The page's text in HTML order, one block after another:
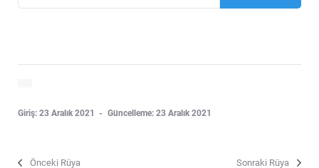
Giriş: 23 Aralık 2021 Güncelleme: 23 Aralık 2021
Önceki Rüya Sonraki Rüya